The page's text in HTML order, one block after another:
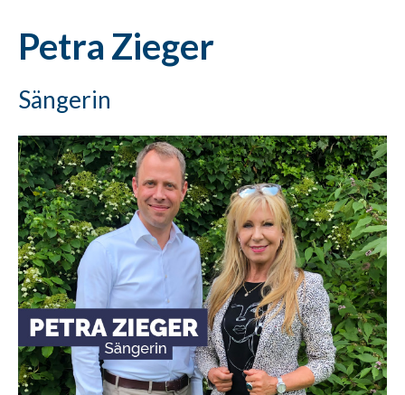
Petra Zieger
Sängerin